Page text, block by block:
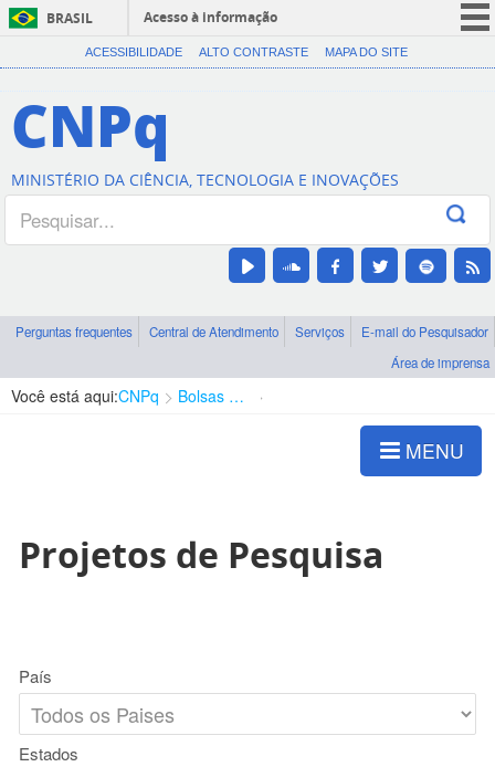
BRASIL
Acesso à informação
CORONAVÍRUS (COVID-19)
Canais
ACESSIBILIDADE ALTO CONTRASTE MAPA DO SITE
CNPq
MINISTÉRIO DA CIÊNCIA, TECNOLOGIA E INOVAÇÕES
Perguntas frequentes Central de Atendimento Serviços
E-mail do Pesquisador
Área de imprensa
Você está aqui:CNPq Bolsas e Auxílios Vigentes
MENU
Projetos de Pesquisa
País
Estados